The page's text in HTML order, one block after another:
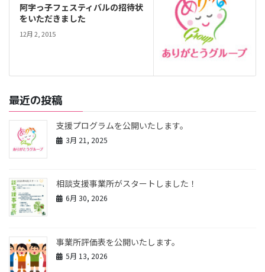
阿字っ子フェスティバルの招待状
をいただきました
12月 2, 2015
最近の投稿
支援プログラムを公開いたします。
3月 21, 2025
相談支援事業所がスタートしました！
6月 30, 2026
事業所評価表を公開いたします。
5月 13, 2026